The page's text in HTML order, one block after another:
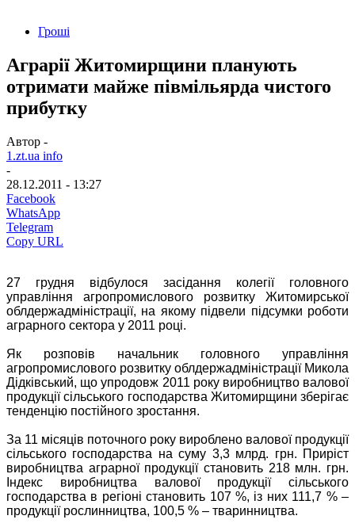
Гроші
Аграрії Житомирщини планують
отримати майже півмільярда чистого
прибутку
Автор -
1.zt.ua info
-
28.12.2011 - 13:27
Facebook
WhatsApp
Telegram
Copy URL
27 грудня відбулося засідання колегії головного
управління агропромислового розвитку Житомирської
облдержадміністрації, на якому підвели підсумки роботи
аграрного сектора у 2011 році.
Як розповів начальник головного управління
агропромислового розвитку облдержадміністрації Микола
Дідківський, що упродовж 2011 року виробництво валової
продукції сільського господарства Житомирщини зберігає
тенденцію постійного зростання.
За 11 місяців поточного року вироблено валової продукції
сільського господарства на суму 3,3 млрд. грн. Приріст
виробництва аграрної продукції становить 218 млн. грн.
Індекс виробництва валової продукції сільського
господарства в регіоні становить 107 %, із них 111,7 % –
продукції рослинництва, 100,5 % – тваринництва.